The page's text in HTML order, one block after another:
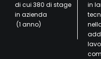
di cui 380 di stage
in azienda
(1 anno)
in